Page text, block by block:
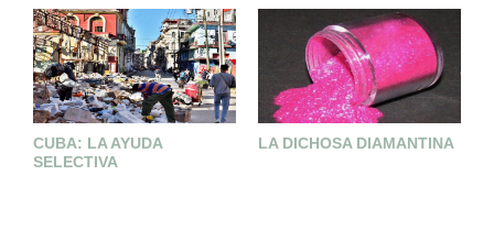
CUBA: LA AYUDA
SELECTIVA
LA DICHOSA DIAMANTINA